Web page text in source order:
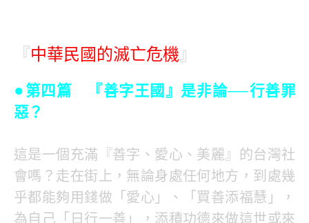
『中華民國的滅亡危機 』
● 第四篇 『善字王國』是非論──行善罪
惡？
這是一個充滿『善字、愛心、美麗』的台灣社
會嗎？走在街上，無論身處任何地方，到處幾
乎都能夠用錢做「愛心」、「買善添福慧」，
為自己「日行一善」，添積功德來做這世或來